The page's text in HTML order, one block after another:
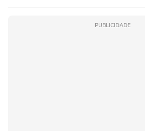
PUBLICIDADE